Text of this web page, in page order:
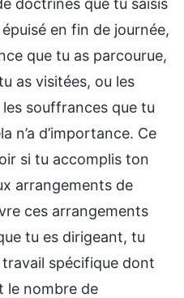
en fin de journée,
que tu as parcourue,
as visitées, ou les
souffrances que tu
n’a d’importance. Ce
si tu accomplis ton
arrangements de
ces arrangements
tu es dirigeant, tu
travail spécifique dont
le nombre de